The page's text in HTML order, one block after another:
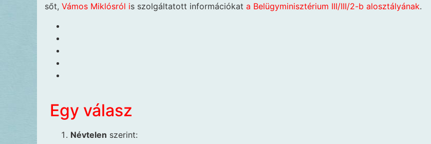
sőt, Vámos Miklósról is szolgáltatott információkat a Belügyminisztérium III/III/2-b alosztályának.
Egy válasz
Névtelen szerint: